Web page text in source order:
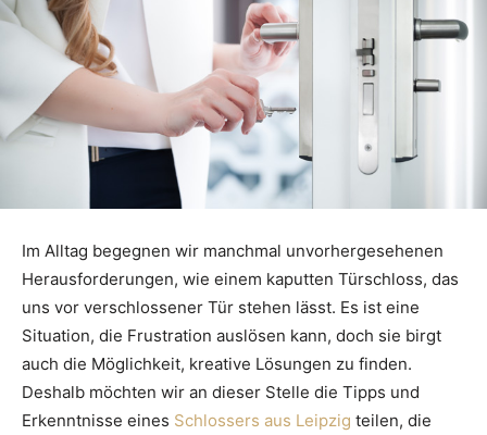
Im Alltag begegnen wir manchmal unvorhergesehenen
Herausforderungen, wie einem kaputten Türschloss, das
uns vor verschlossener Tür stehen lässt. Es ist eine
Situation, die Frustration auslösen kann, doch sie birgt
auch die Möglichkeit, kreative Lösungen zu finden.
Deshalb möchten wir an dieser Stelle die Tipps und
Erkenntnisse eines Schlossers aus Leipzig teilen, die